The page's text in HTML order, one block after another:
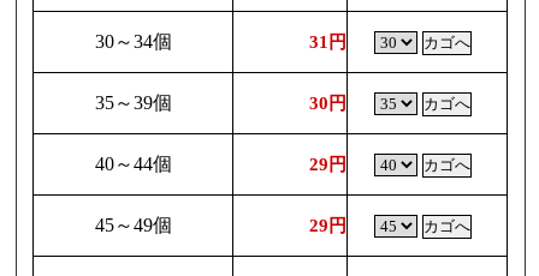
30～34個 31円
35～39個 30円
40～44個 29円
45～49個 29円